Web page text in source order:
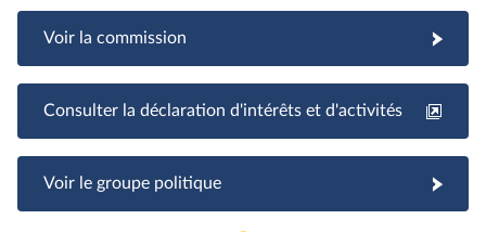
Voir la commission
Consulter la déclaration d'intérêts et d'activités
Voir le groupe politique